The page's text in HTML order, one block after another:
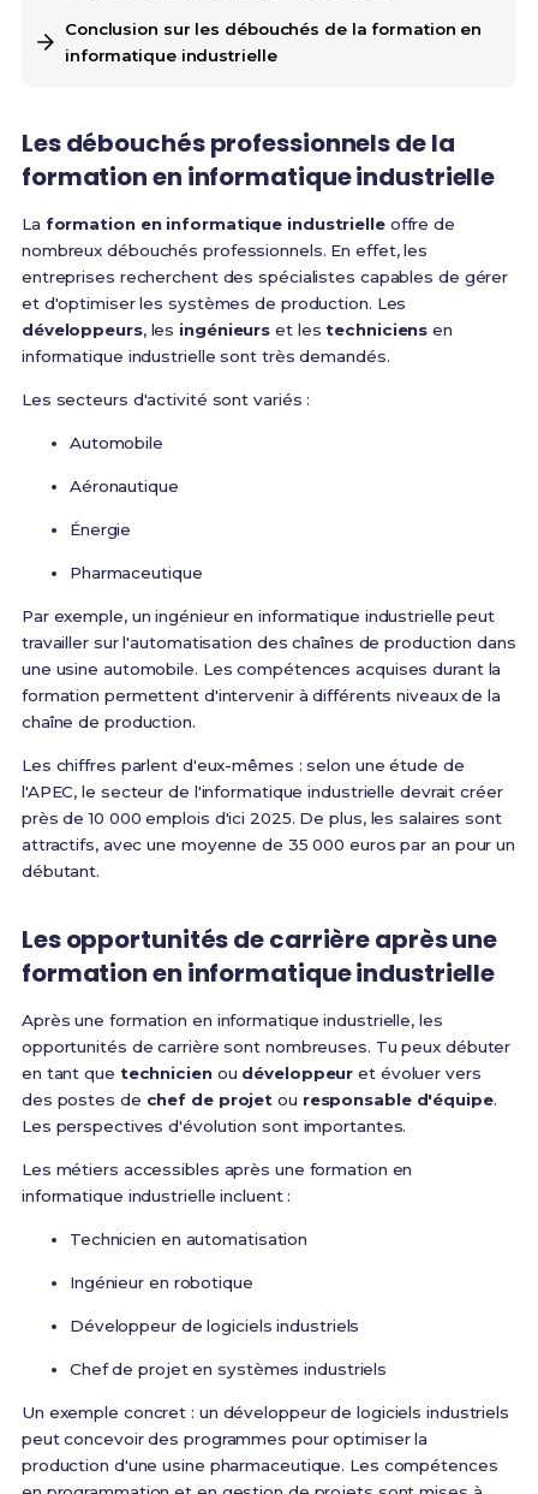
Conclusion sur les débouchés de la formation en
informatique industrielle
Les débouchés professionnels de la
formation en informatique industrielle
La formation en informatique industrielleoffre de
nombreux débouchés professionnels. En effet, les
entreprises recherchent des spécialistes capables de gérer
et d'optimiser les systèmes de production. Les
développeurs, les ingénieurs et lestechniciens en
informatique industrielle sont très demandés.
Les secteurs d'activité sont variés :
Automobile
Aéronautique
Énergie
Pharmaceutique
Par exemple, un ingénieur en informatique industrielle peut
travailler sur l'automatisation des chaînes de production dans
une usine automobile. Les compétences acquises durant la
formation permettent d'intervenir à différents niveaux de la
chaîne de production.
Les chiffres parlent d'eux-mêmes : selon une étude de
l'APEC, le secteur de l'informatique industrielle devrait créer
près de 10 000 emplois d'ici 2025. De plus, les salaires sont
attractifs, avec une moyenne de 35 000 euros par an pour un
débutant.
Les opportunités de carrière après une
formation en informatique industrielle
Après une formation en informatique industrielle, les
opportunités de carrière sont nombreuses. Tu peux débuter
en tant que technicienou développeur et évoluer vers
des postes de chef de projet ou responsable d'équipe.
Les perspectives d'évolution sont importantes.
Les métiers accessibles après une formation en
informatique industrielle incluent :
Technicien en automatisation
Ingénieur en robotique
Développeur de logiciels industriels
Chef de projet en systèmes industriels
Un exemple concret : un développeur de logiciels industriels
peut concevoir des programmes pour optimiser la
production d'une usine pharmaceutique. Les compétences